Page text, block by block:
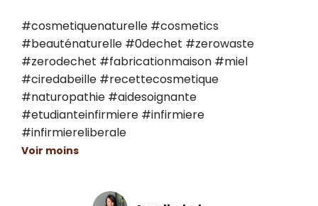
#cosmetiquenaturelle #cosmetics
#beauténaturelle #0dechet #zerowaste
#zerodechet #fabricationmaison #miel
#ciredabeille #recettecosmetique
#naturopathie #aidesoignante
#etudianteinfirmiere #infirmiere
#infirmiereliberale
Voir moins